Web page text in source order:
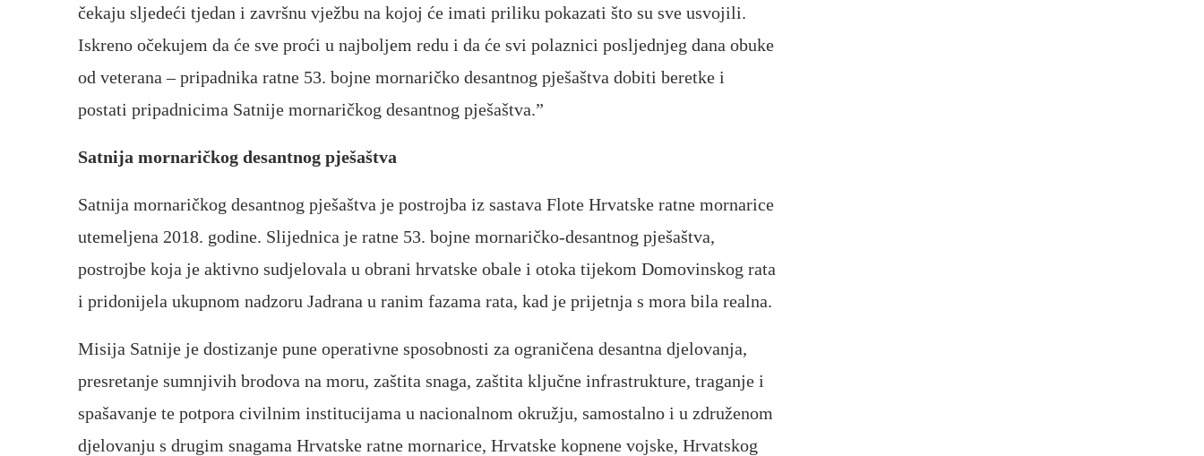
čekaju sljedeći tjedan i završnu vježbu na kojoj će imati priliku pokazati što su sve usvojili.
Iskreno očekujem da će sve proći u najboljem redu i da će svi polaznici posljednjeg dana obuke
od veterana – pripadnika ratne 53. bojne mornaričko desantnog pješaštva dobiti beretke i
postati pripadnicima Satnije mornaričkog desantnog pješaštva.”
Satnija mornaričkog desantnog pješaštva
Satnija mornaričkog desantnog pješaštva je postrojba iz sastava Flote Hrvatske ratne mornarice
utemeljena 2018. godine. Slijednica je ratne 53. bojne mornaričko-desantnog pješaštva,
postrojbe koja je aktivno sudjelovala u obrani hrvatske obale i otoka tijekom Domovinskog rata
i pridonijela ukupnom nadzoru Jadrana u ranim fazama rata, kad je prijetnja s mora bila realna.
Misija Satnije je dostizanje pune operativne sposobnosti za ograničena desantna djelovanja,
presretanje sumnjivih brodova na moru, zaštita snaga, zaštita ključne infrastrukture, traganje i
spašavanje te potpora civilnim institucijama u nacionalnom okružju, samostalno i u združenom
djelovanju s drugim snagama Hrvatske ratne mornarice, Hrvatske kopnene vojske, Hrvatskog